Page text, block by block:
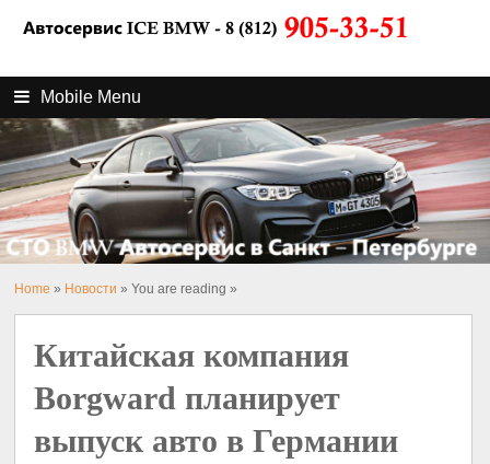
Mobile Menu
Home » Новости » You are reading »
Китайская компания
Borgward планирует
выпуск авто в Германии